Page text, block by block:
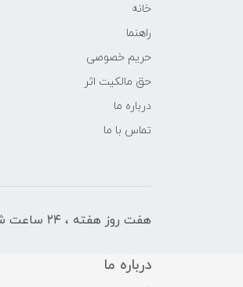
خانه
راهنما
حریم خصوصی
حق مالکیت اثر
درباره ما
تماس با ما
هفت روز هفته ، ۲۴ ساعت شبانه‌ روز پاسخگوی شما هستیم
درباره ما